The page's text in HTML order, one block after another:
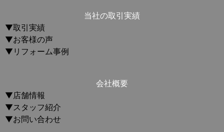
当社の取引実績
▼取引実績
▼お客様の声
▼リフォーム事例
会社概要
▼店舗情報
▼スタッフ紹介
▼お問い合わせ